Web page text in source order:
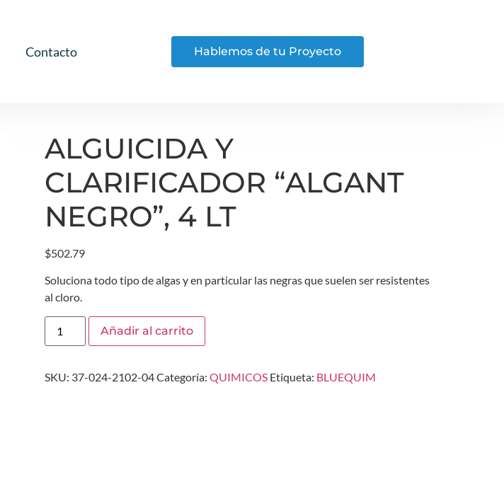
Contacto Hablemos de tu Proyecto
ALGUICIDA Y
CLARIFICADOR “ALGANT
NEGRO”, 4 LT
$502.79
Soluciona todo tipo de algas y en particular las negras que suelen ser resistentes
al cloro.
Añadir al carrito
SKU: 37-024-2102-04Categoría: QUIMICOS Etiqueta: BLUEQUIM